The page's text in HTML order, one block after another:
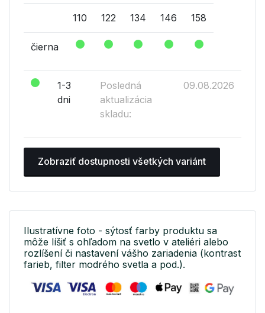
110 122 134 146 158
čierna
1-3
dni
Posledná
aktualizácia
skladu:
09.08.2026
Zobraziť dostupnosti všetkých variánt
Ilustratívne foto - sýtosť farby produktu sa
môže líšiť s ohľadom na svetlo v ateliéri alebo
rozlíšení či nastavení vášho zariadenia (kontrast
farieb, filter modrého svetla a pod.).